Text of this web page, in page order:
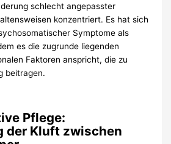
schlecht angepasster
konzentriert. Es hat sich
Symptome als
es die zugrunde liegenden
Faktoren anspricht, die zu
beitragen.
Pflege:
der Kluft zwischen